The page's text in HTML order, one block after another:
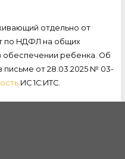
отдельно от
по НДФЛ на общих
обеспечении ребенка. Об
от 28.03.2025 № 03-
ИС 1С:ИТС.